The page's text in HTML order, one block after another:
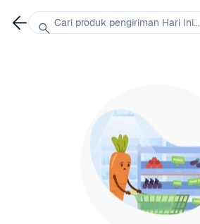
Cari produk pengiriman Hari Ini...